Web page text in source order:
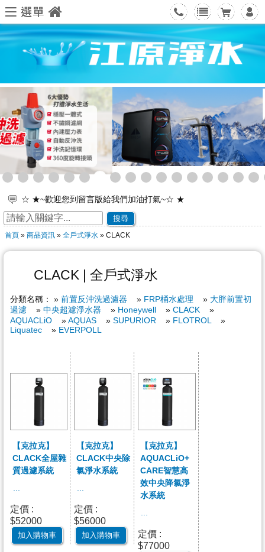
< >
☆ ★~歡迎您到留言版給我們加油打氣~☆ ★
舊雨新知、歡迎有空來坐坐～
☆ ★~歡迎光臨本站~☆ ★
★★狂賀 Hiend禧源優榮獲國家品牌玉山獎★★
★★狂賀 Hiend禧源優榮獲台灣精品大獎★★
216687
特價優惠中,歡迎來電洽詢
★ 6/19(五)~6/21(日)端午佳節連假，若有需要服務，請電0988-
216687
搜尋
首頁» 商品資訊» 全戶式淨水 » CLACK
CLACK | 全戶式淨水
分類名稱： » 前置反沖洗過濾器 » FRP桶水處理 » 大胖前置初
過濾» 中央超濾淨水器 » Honeywell» CLACK»
AQUACLiO»AQUAS» SUPURIOR » FLOTROL
»
Liquatec» EVERPOLL
【克拉克】
CLACK全屋雜
質過濾系統
定價 :
$52000
加入購物車
【克拉克】
CLACK中央除
氯淨水系統
定價 :
$56000
加入購物車
【克拉克】
AQUACLiO+
CARE智慧高
效中央降氯淨
水系統
定價 :
$77000